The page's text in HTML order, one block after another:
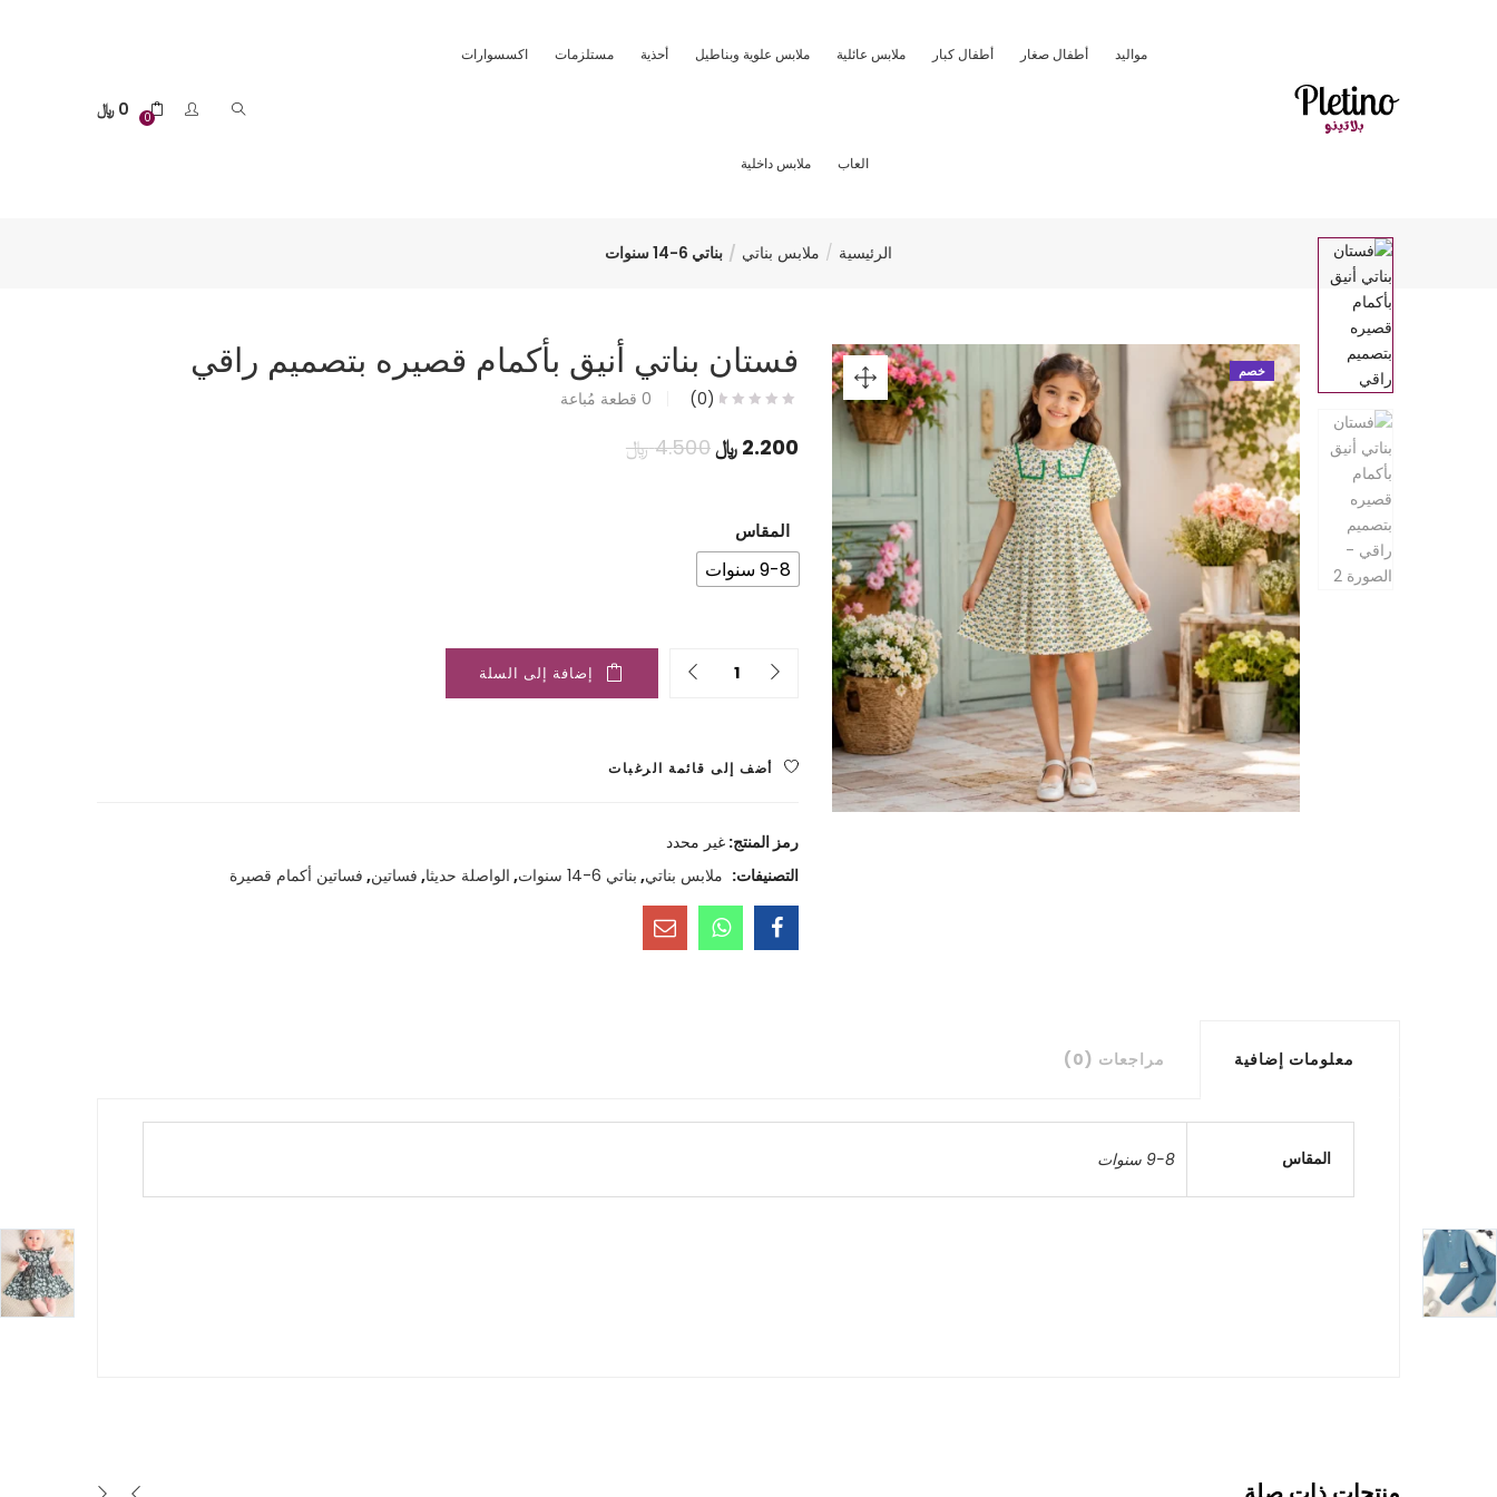
مواليد أطفال صغار أطفال كبار ملابس عائلية ملابس علوية وبناطيل أحذية مستلزمات اكسسوارات
العاب ملابس داخلية
0
0 ﷼
الرئيسية ملابس بناتي بناتي 6-14 سنوات
خصم فستان بناتي أنيق بأكمام قصيره بتصميم راقي
(0)
0 قطعة مُباعة
2.200 ﷼السعر
2.200 ﷼.
4.500 ﷼السعر
المقاس
9-8 سنوات
Quantity
إضافة إلى السلة
أضف إلى قائمة الرغبات
رمز المنتج: غير محدد
التصنيفات: ملابس بناتي, بناتي 6-14 سنوات , الواصلة حديثا, فساتين, فساتين أكمام قصيرة
معلومات إضافية مراجعات (0)
المقاس 9-8 سنوات